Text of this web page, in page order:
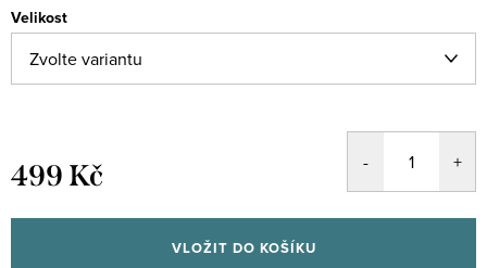
Velikost
499 Kč
cena:
VLOŽIT DO KOŠÍKU